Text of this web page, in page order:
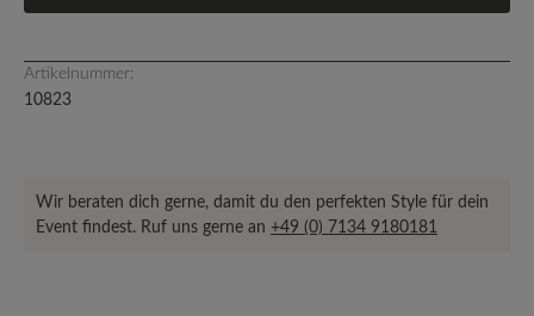
Artikelnummer:
10823
Wir beraten dich gerne, damit du den perfekten Style für dein
Event findest. Ruf uns gerne an +49 (0) 7134 9180181